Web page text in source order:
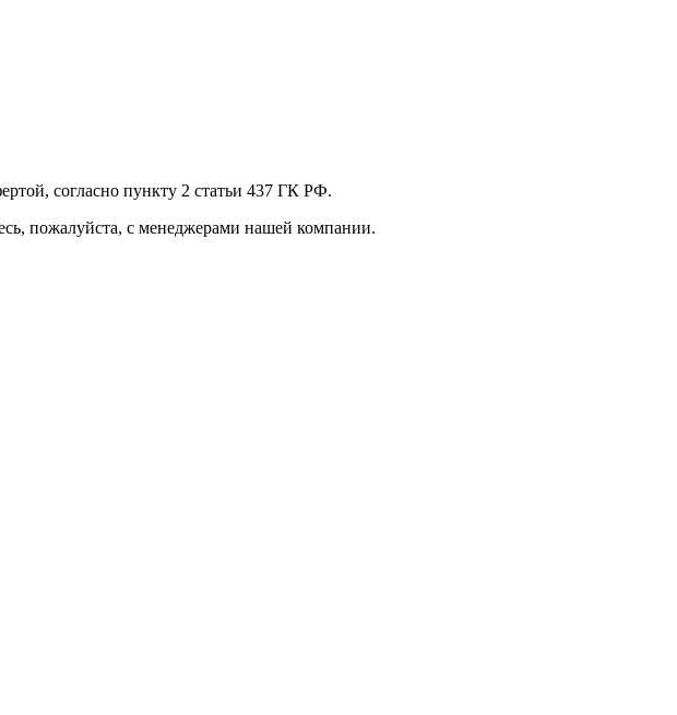
согласно пункту 2 стaтьи 437 ГК РФ.
пожaлуйста, с менеджерами нашей компании.